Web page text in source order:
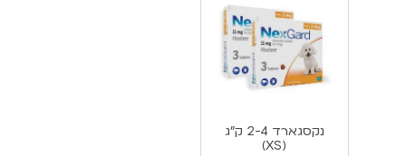
נקסגארד 2-4 ק”ג
(XS)